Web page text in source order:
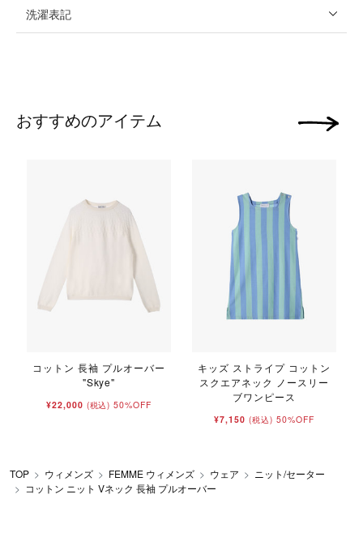
洗濯表記
おすすめのアイテム
コットン 長袖 プルオーバー
"Skye"
¥22,000 (税込) 50%OFF
キッズ ストライプ コットン
スクエアネック ノースリー
ブワンピース
¥7,150 (税込) 50%OFF
次の画像
TOP ウィメンズ FEMME ウィメンズ ウェア
ニット/セーター
コットン ニット Vネック 長袖 プルオーバー